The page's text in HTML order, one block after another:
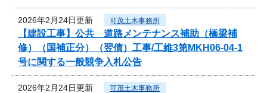
2026年2月24日更新 可茂土木事務所
【建設工事】公共 道路メンテナンス補助（橋梁補
修）（国補正分）（翌債）工事/工維3第MKH06-04-1
号に関する一般競争入札公告
2026年2月24日更新 可茂土木事務所